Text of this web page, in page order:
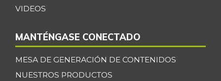
VIDEOS
MANTÉNGASE CONECTADO
MESA DE GENERACIÓN DE CONTENIDOS
NUESTROS PRODUCTOS